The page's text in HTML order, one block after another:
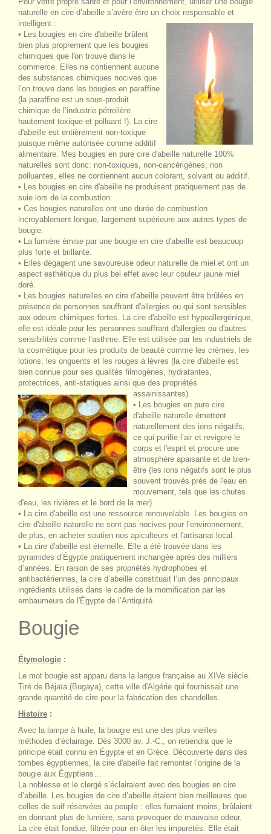
naturelle en cire d’abeille s’avère être un choix responsable et
intelligent :
• Les bougies en cire d'abeille brûlent
bien plus proprement que les bougies
chimiques que l'on trouve dans le
commerce. Elles ne contiennent aucune
des substances chimiques nocives que
l’on trouve dans les bougies en paraffine
(la paraffine est un sous-produit
chimique de l’industrie pétrolière
hautement toxique et polluant !). La cire
d'abeille est entièrement non-toxique
puisque même autorisée comme additif
alimentaire. Mes bougies en pure cire d'abeille naturelle 100%
naturelles sont donc: non-toxiques, non-cancérigènes, non
polluantes, elles ne contiennent aucun colorant, solvant ou additif.
• Les bougies en cire d'abeille ne produisent pratiquement pas de
suie lors de la combustion.
• Ces bougies naturelles ont une durée de combustion
incroyablement longue, largement supérieure aux autres types de
bougie.
• La lumière émise par une bougie en cire d'abeille est beaucoup
plus forte et brillante.
• Elles dégagent une savoureuse odeur naturelle de miel et ont un
aspect esthétique du plus bel effet avec leur couleur jaune miel
doré.
• Les bougies naturelles en cire d'abeille peuvent être brûlées en
présence de personnes souffrant d'allergies ou qui sont sensibles
aux odeurs chimiques fortes. La cire d'abeille est hypoallergénique,
elle est idéale pour les personnes souffrant d'allergies ou d'autres
sensibilités comme l’asthme. Elle est utilisée par les industriels de
la cosmétique pour les produits de beauté comme les crèmes, les
lotions, les onguents et les rouges à lèvres (la cire d'abeille est
bien connue pour ses qualités filmogènes, hydratantes,
protectrices, anti-statiques ainsi que des propriétés
assainissantes).
• Les bougies en pure cire
d'abeille naturelle émettent
naturellement des ions négatifs,
ce qui purifie l’air et revigore le
corps et l'esprit et procure une
atmosphère apaisante et de bien-
être (les ions négatifs sont le plus
souvent trouvés près de l'eau en
mouvement, tels que les chutes
d'eau, les rivières et le bord de la mer).
• La cire d'abeille est une ressource renouvelable. Les bougies en
cire d'abeille naturelle ne sont pas nocives pour l’environnement,
de plus, en acheter soutien nos apiculteurs et l'artisanat local.
• La cire d'abeille est éternelle. Elle a été trouvée dans les
pyramides d’Égypte pratiquement inchangée après des milliers
d’années. En raison de ses propriétés hydrophobes et
antibactériennes, la cire d’abeille constituait l’un des principaux
ingrédients utilisés dans le cadre de la momification par les
embaumeurs de l'Égypte de l’Antiquité.
Bougie
Étymologie :
Le mot bougie est apparu dans la langue française au XIVe siècle.
Tiré de Béjaïa (Bugaya), cette ville d'Algérie qui fournissait une
grande quantité de cire pour la fabrication des chandelles.
Histoire :
Avec la lampe à huile, la bougie est une des plus vieilles
méthodes d’éclairage. Dès 3000 av. J.-C., on retiendra que le
principe était connu en Égypte et en Grèce. Découverte dans des
tombes égyptiennes, la cire d'abeille fait remonter l’origine de la
bougie aux Égyptiens…
La noblesse et le clergé s’éclairaient avec des bougies en cire
d’abeille. Les bougies de cire d’abeille étaient bien meilleures que
celles de suif réservées au peuple : elles fumaient moins, brûlaient
en donnant plus de lumière, sans provoquer de mauvaise odeur.
La cire était fondue, filtrée pour en ôter les impuretés. Elle était